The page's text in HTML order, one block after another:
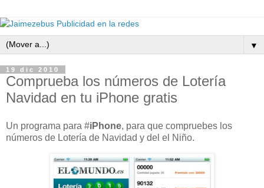
▼
19 dic 2010
Comprueba los números de Lotería
Navidad en tu iPhone gratis
Un programa para #iPhone, para que compruebes los
números de Lotería de Navidad y del el Niño.